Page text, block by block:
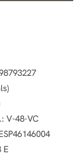
V-48-VC
E